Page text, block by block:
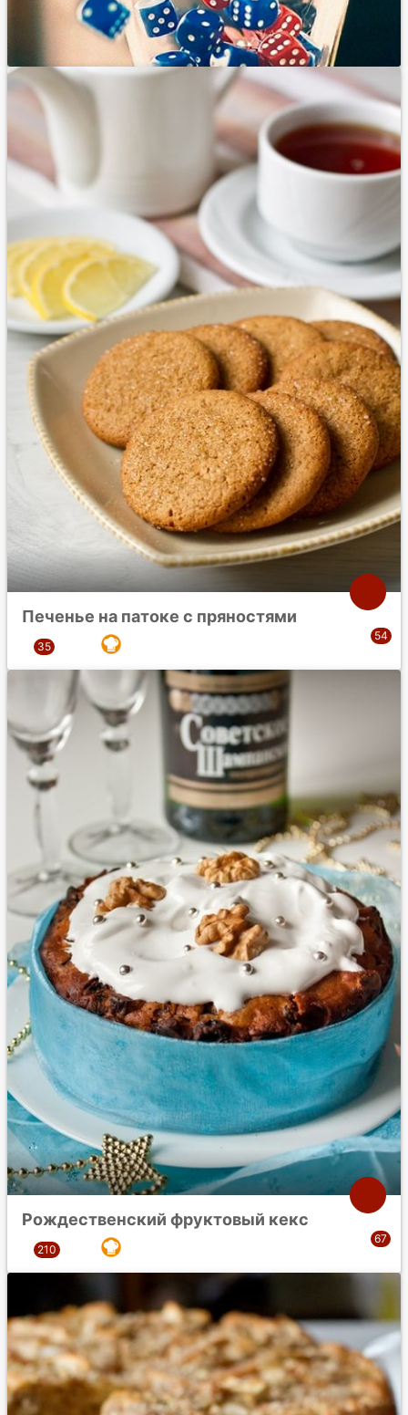
Печенье на патоке с пряностями
Рождественский фруктовый кекс